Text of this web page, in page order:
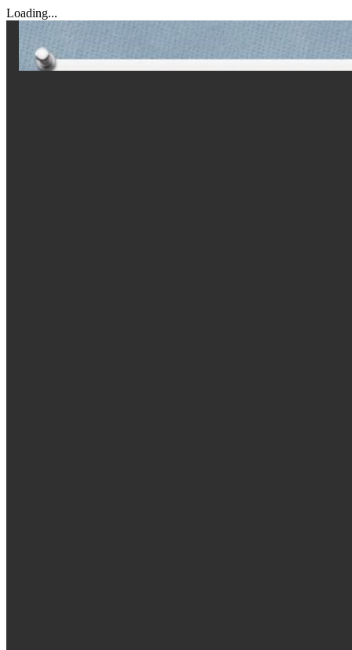
Loading...